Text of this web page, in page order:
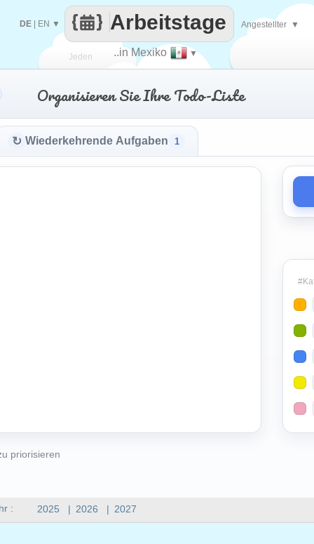
Jeden
Tag
..in Mexiko ▼
Arbeitstage
DE EN ▼ Angestellter ▼
: 2025 | 2026 | 2027
Organisieren Sie Ihre Todo-Liste
↻ Wiederkehrende Aufgaben 1
priorisieren